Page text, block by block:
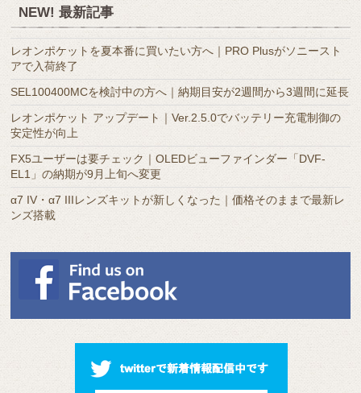
ー
カ
イ
ブ
NEW! 最新記事
レオンポケットを夏本番に買いたい方へ｜PRO Plusがソニースト
アで入荷終了
SEL100400MCを検討中の方へ｜納期目安が2週間から3週間に延長
レオンポケット アップデート｜Ver.2.5.0でバッテリー充電制御の
安定性が向上
FX5ユーザーは要チェック｜OLEDビューファインダー「DVF-
EL1」の納期が9月上旬へ変更
α7 IV・α7 IIIレンズキットが新しくなった｜価格そのままで最新レ
ンズ搭載